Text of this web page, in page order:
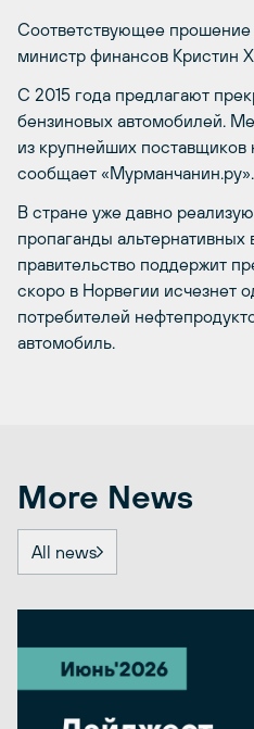
Соответствующее прошение
министр финансов Кристин
С 2015 года предлагают
бензиновых автомобилей.
из крупнейших поставщиков
сообщает «Мурманчанин.ру».
В стране уже давно
пропаганды альтернативных
правительство поддержит
скоро в Норвегии исчезнет
потребителей
автомобиль.
More News
All news